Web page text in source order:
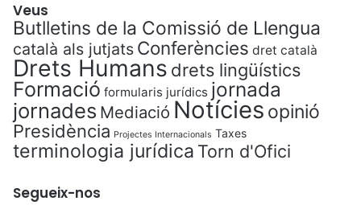
Veus
Butlletins de la Comissió de Llengua
català als jutjats Conferències dret català
Drets Humans drets lingüístics
Formació formularis jurídics jornada
jornades Mediació Notícies opinió
Presidència Projectes Internacionals Taxes
terminologia jurídica Torn d'Ofici
Segueix-nos